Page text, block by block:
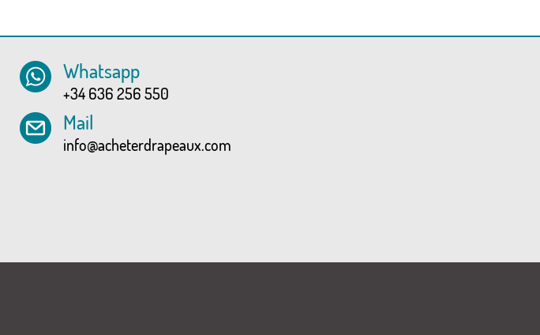
Whatsapp
+34 636 256 550
Mail
info@acheterdrapeaux.com